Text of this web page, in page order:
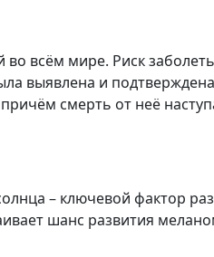
всём мире. Риск
выявлена и
смерть от неё
– ключевой фактор
шанс развития